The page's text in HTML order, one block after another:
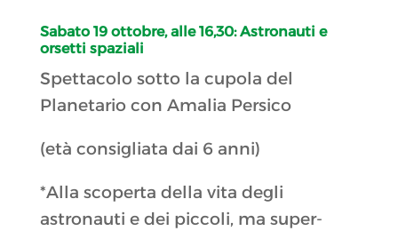
Sabato 19 ottobre, alle 16,30:Astronauti e
orsetti spaziali
Spettacolo sotto la cupola del
Planetario con Amalia Persico
(età consigliata dai 6 anni)
*Alla scoperta della vita degli
astronauti e dei piccoli, ma super-